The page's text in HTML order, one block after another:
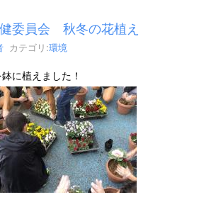
委員会 秋冬の花植え
カテゴリ:環境
に植えました！